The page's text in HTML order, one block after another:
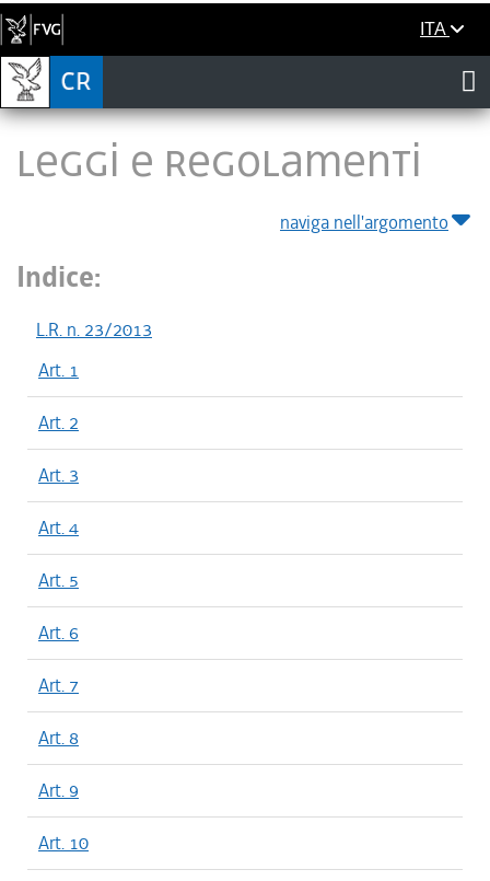
ITA
LEGGI E REGOLAMENTI
naviga nell'argomento
Indice:
L.R. n. 23/2013
Art. 1
Art. 2
Art. 3
Art. 4
Art. 5
Art. 6
Art. 7
Art. 8
Art. 9
Art. 10